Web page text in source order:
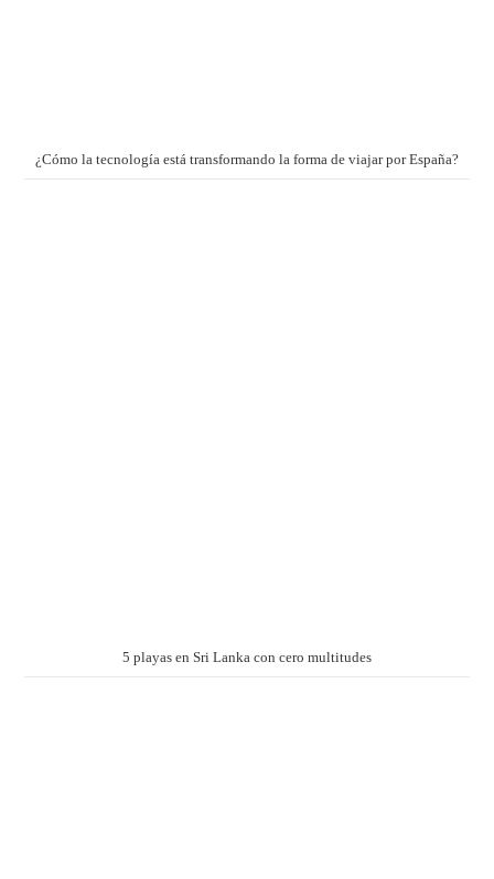
¿Cómo la tecnología está transformando la forma de viajar por España?
5 playas en Sri Lanka con cero multitudes